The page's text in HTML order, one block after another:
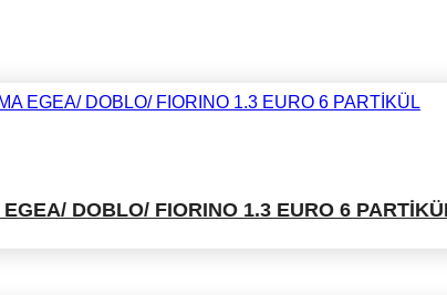
DOBLO/ FIORINO 1.3 EURO 6